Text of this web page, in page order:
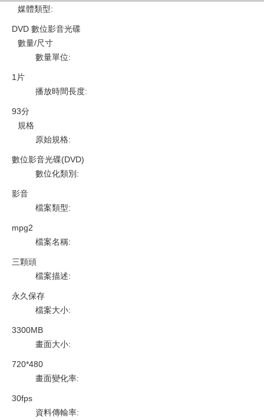
媒體類型:
DVD 數位影音光碟
數量/尺寸
數量單位:
1片
播放時間長度:
93分
規格
原始規格:
數位影音光碟(DVD)
數位化類別 :
影音
檔案類型:
mpg2
檔案名稱:
三顆頭
檔案描述:
永久保存
檔案大小:
3300MB
畫面大小:
720*480
畫面變化率:
30fps
資料傳輸率: